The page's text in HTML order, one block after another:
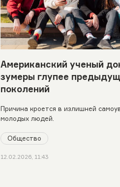
Американский ученый
зумеры глупее
поколений
Причина кроется в излишней
молодых людей.
Общество
12.02.2026, 11:43